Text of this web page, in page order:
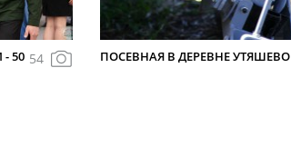
50 54 ПОСЕВНАЯ В ДЕРЕВНЕ УТЯШЕВО